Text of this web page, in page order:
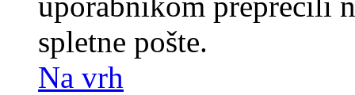
spletne pošte.
Na vrh